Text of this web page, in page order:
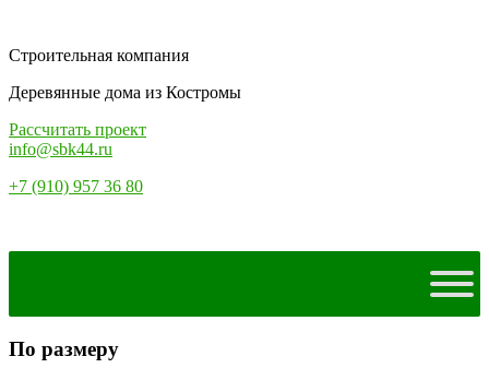
Строительная компания
Деревянные дома из Костромы
Рассчитать проект
info@sbk44.ru
+7 (910) 957 36 80
По размеру